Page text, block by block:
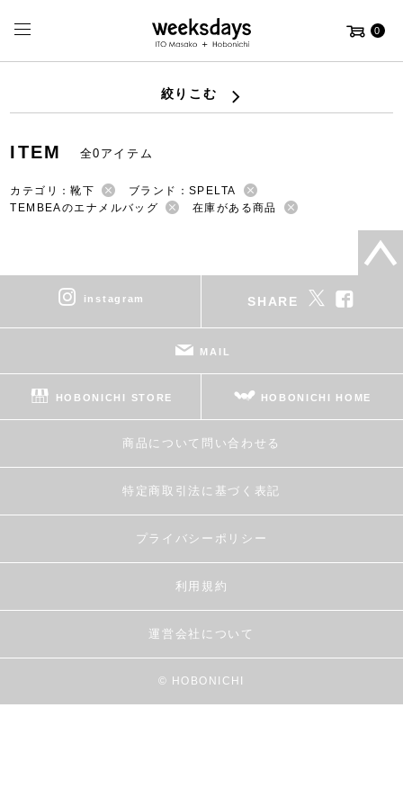
0
絞りこむ
ITEM 全0アイテム
カテゴリ：靴下
ブランド：SPELTA
TEMBEAのエナメルバッグ
在庫がある商品
instagram SHARE
MAIL
HOBONICHI STORE HOBONICHI HOME
商品について問い合わせる
特定商取引法に基づく表記
プライバシーポリシー
利用規約
運営会社について
© HOBONICHI